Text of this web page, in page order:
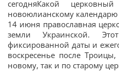
сегодняКакой
новоюлианскому календарю
14 июня православная
земли Украинской.
фиксированной даты и
воскресенье после
новому, так и по старому